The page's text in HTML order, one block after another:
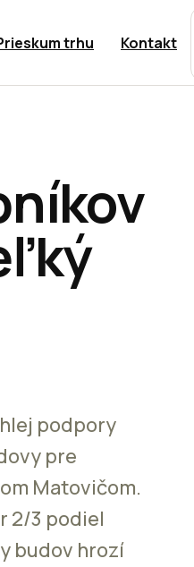
trhu Kontakt
podpory
pre
Matovičom.
2/3 podiel
budov hrozí